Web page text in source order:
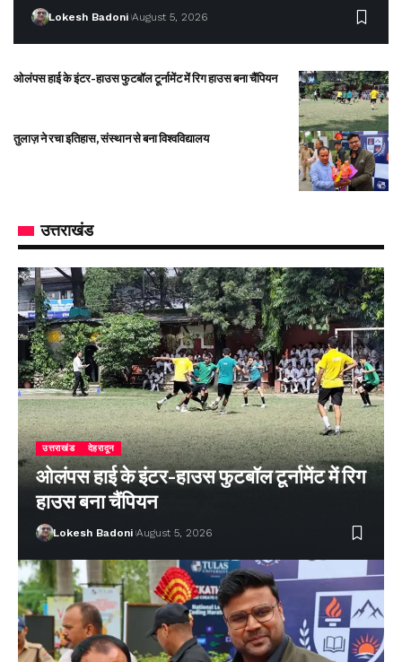
Lokesh Badoni August 5, 2026
ओलंपस हाई के इंटर-हाउस फुटबॉल टूर्नामेंट में रिग हाउस बना चैंपियन
तुलाज़ ने रचा इतिहास, संस्थान से बना विश्वविद्यालय
उत्तराखंड
उत्तराखंड देहरादून
ओलंपस हाई के इंटर-हाउस फुटबॉल टूर्नामेंट में रिग
हाउस बना चैंपियन
Lokesh Badoni August 5, 2026